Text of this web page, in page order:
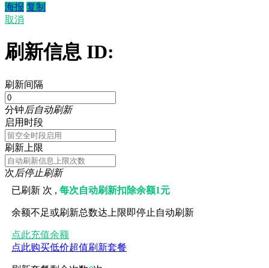
海报 复制
取消
刷新信息 ID:
刷新间隔
分钟后自动刷新
启用时段
刷新上限
次后停止刷新
已刷新 次 ,每次自动刷新扣除余额1元
余额不足或刷新总数达上限即停止自动刷新
点此充值余额
点此购买低价超值刷新套餐